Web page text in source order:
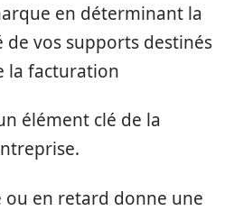
en déterminant la
vos supports destinés
la facturation
élément clé de la
ou en retard donne une